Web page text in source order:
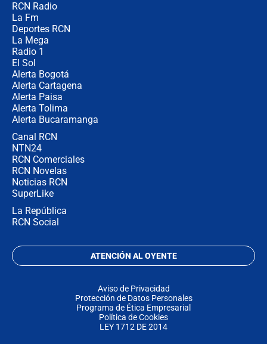
RCN Radio
La Fm
Deportes RCN
La Mega
Radio 1
El Sol
Alerta Bogotá
Alerta Cartagena
Alerta Paisa
Alerta Tolima
Alerta Bucaramanga
Canal RCN
NTN24
RCN Comerciales
RCN Novelas
Noticias RCN
SuperLike
La República
RCN Social
ATENCIÓN AL OYENTE
Aviso de Privacidad
Protección de Datos Personales
Programa de Ética Empresarial
Política de Cookies
LEY 1712 DE 2014